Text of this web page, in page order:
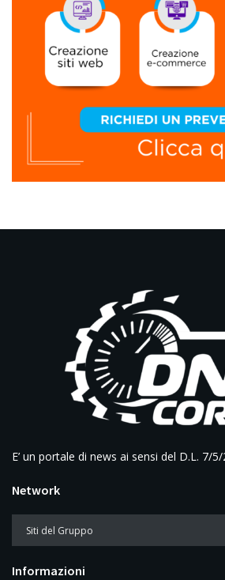
E’ un portale di news ai sensi del D.L. 7/
Network
Informazioni